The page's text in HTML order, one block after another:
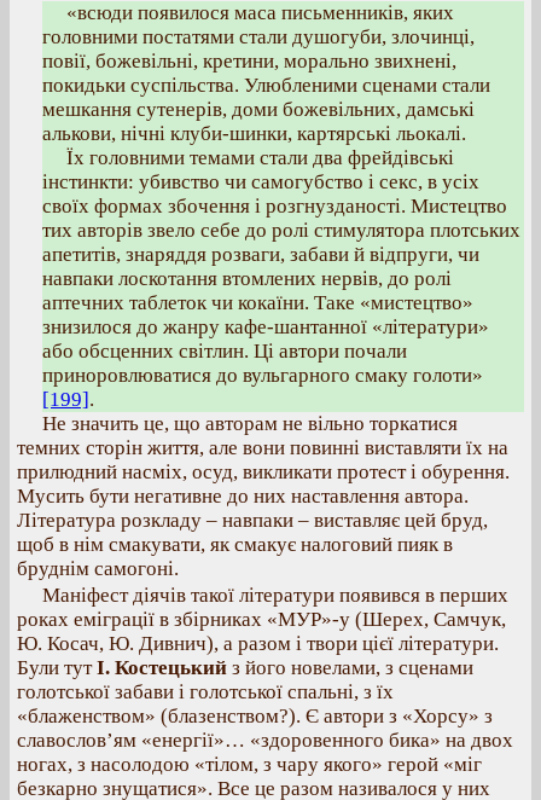
«всюди появилося маса письменників, яких
головними постатями стали душогуби, злочинці,
повії, божевільні, кретини, морально звихнені,
покидьки суспільства. Улюбленими сценами стали
мешкання сутенерів, доми божевільних, дамські
алькови, нічні клуби-шинки, картярські льокалі.
Їх головними темами стали два фрейдівські
інстинкти: убивство чи самогубство і секс, в усіх
своїх формах збочення і розгнузданості. Мистецтво
тих авторів звело себе до ролі стимулятора плотських
апетитів, знаряддя розваги, забави й відпруги, чи
навпаки лоскотання втомлених нервів, до ролі
аптечних таблеток чи кокаїни. Таке «мистецтво»
знизилося до жанру кафе-шантанної «літератури»
або обсценних світлин. Ці автори почали
приноровлюватися до вульгарного смаку голоти»
[199].
Не значить це, що авторам не вільно торкатися
темних сторін життя, але вони повинні виставляти їх на
прилюдний насміх, осуд, викликати протест і обурення.
Мусить бути негативне до них наставлення автора.
Література розкладу – навпаки – виставляє цей бруд,
щоб в нім смакувати, як смакує налоговий пияк в
бруднім самогоні.
Маніфест діячів такої літератури появився в перших
роках еміграції в збірниках «МУР»-у (Шерех, Самчук,
Ю. Косач, Ю. Дивнич), а разом і твори цієї літератури.
Були тутІ. Костецький з його новелами, з сценами
голотської забави і голотської спальні, з їх
«блаженством» (блазенством?). Є автори з «Хорсу» з
славослов’ям «енергії»… «здоровенного бика» на двох
ногах, з насолодою «тілом, з чару якого» герой «міг
безкарно знущатися». Все це разом називалося у них